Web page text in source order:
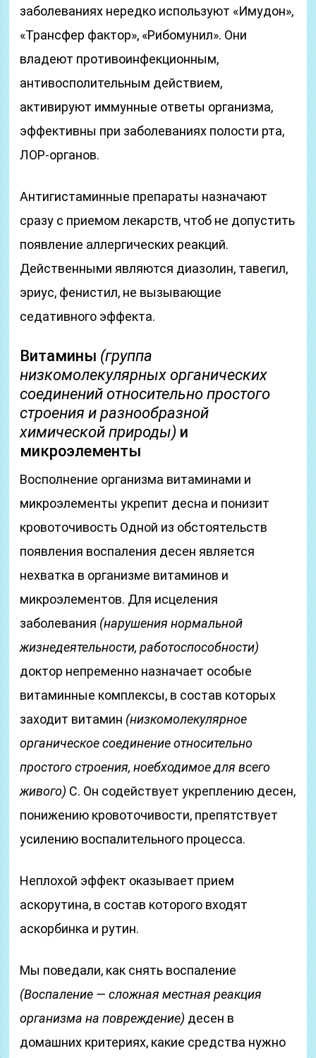
заболеваниях нередко используют «Имудон»,
«Трансфер фактор», «Рибомунил». Они
владеют противоинфекционным,
антивосполительным действием,
активируют иммунные ответы организма,
эффективны при заболеваниях полости рта,
ЛОР-органов.
Антигистаминные препараты назначают
сразу с приемом лекарств, чтоб не допустить
появление аллергических реакций.
Действенными являются диазолин, тавегил,
эриус, фенистил, не вызывающие
седативного эффекта.
Витамины (группа
низкомолекулярных органических
соединений относительно простого
строения и разнообразной
химической природы) и
микроэлементы
Восполнение организма витаминами и
микроэлементы укрепит десна и понизит
кровоточивость Одной из обстоятельств
появления воспаления десен является
нехватка в организме витаминов и
микроэлементов. Для исцеления
заболевания (нарушения нормальной
жизнедеятельности, работоспособности)
доктор непременно назначает особые
витаминные комплексы, в состав которых
заходит витамин (низкомолекулярное
органическое соединение относительно
простого строения, ноебходимое для всего
живого) С. Он содействует укреплению десен,
понижению кровоточивости, препятствует
усилению воспалительного процесса.
Неплохой эффект оказывает прием
аскорутина, в состав которого входят
аскорбинка и рутин.
Мы поведали, как снять воспаление
(Воспаление — сложная местная реакция
организма на повреждение) десен в
домашних критериях, какие средства нужно